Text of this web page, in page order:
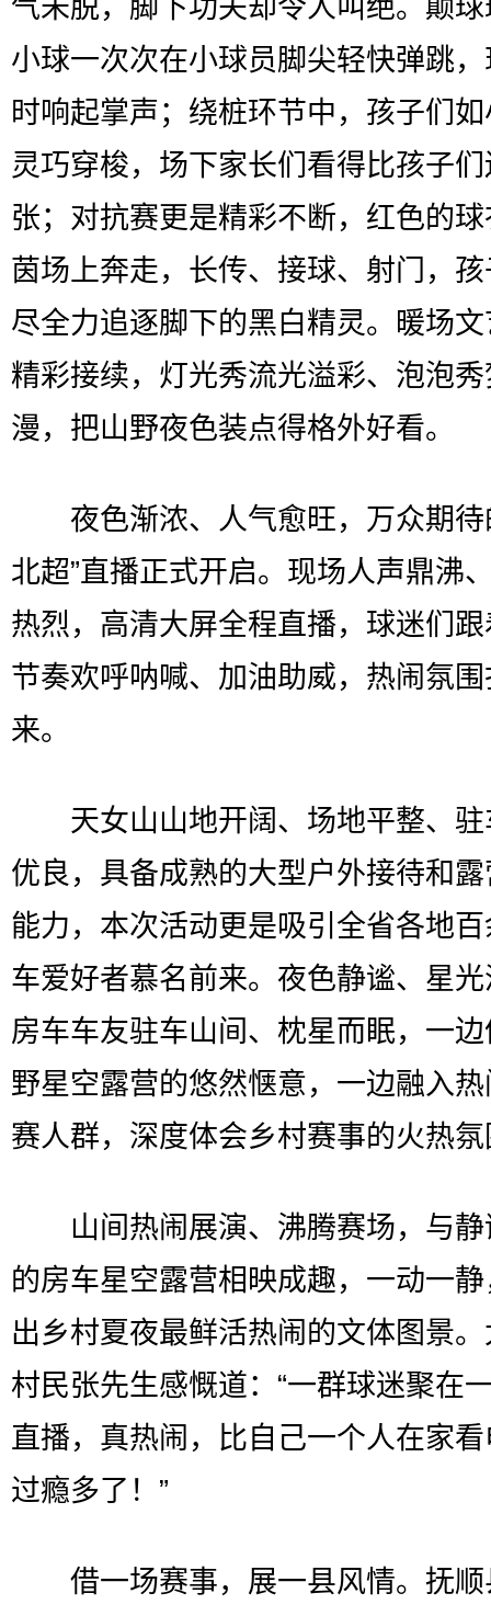
气未脱，脚下功夫却令人叫绝。颠
小球一次次在小球员脚尖轻快弹跳
时响起掌声；绕桩环节中，孩子们
灵巧穿梭，场下家长们看得比孩子
张；对抗赛更是精彩不断，红色的
茵场上奔走，长传、接球、射门，
尽全力追逐脚下的黑白精灵。暖场
精彩接续，灯光秀流光溢彩、泡泡
漫，把山野夜色装点得格外好看。
夜色渐浓、人气愈旺，万众期待
北超”直播正式开启。现场人声鼎沸
热烈，高清大屏全程直播，球迷们
节奏欢呼呐喊、加油助威，热闹氛
来。
天女山山地开阔、场地平整、驻
优良，具备成熟的大型户外接待和
能力，本次活动更是吸引全省各地
车爱好者慕名前来。夜色静谧、星
房车车友驻车山间、枕星而眠，一
野星空露营的悠然惬意，一边融入
赛人群，深度体会乡村赛事的火热
山间热闹展演、沸腾赛场，与静
的房车星空露营相映成趣，一动一
出乡村夏夜最鲜活热闹的文体图景
村民张先生感慨道：“一群球迷聚在
直播，真热闹，比自己一个人在家
过瘾多了！”
借一场赛事，展一县风情。抚顺